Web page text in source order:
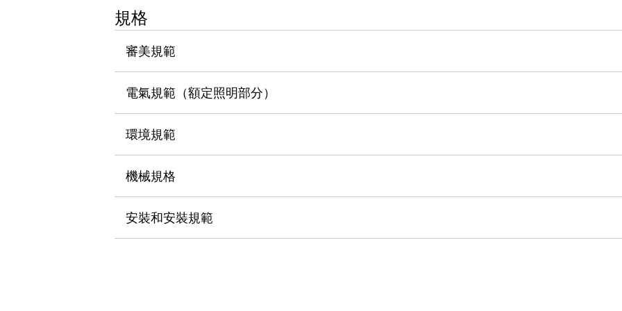
使人機協作更安全、更高效
提高半導體製造裝置設計自由度的方法
瞬間完成開關的更換，避免停機時間拉長
瀏覽全部
規格
審美規範
電氣規範（額定照明部分）
環境規範
機械規格
安裝和安裝規範